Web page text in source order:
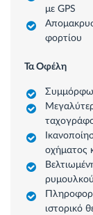
με GPS
φορτίου
Τα Οφέλη
οχήματος
ιστορικό